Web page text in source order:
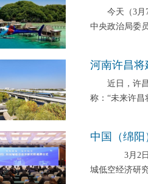
今天（3月7
中央政治局委
河南许昌将
近日，许昌
称：“未来许
中国（绵
3月2日，记
城低空经济